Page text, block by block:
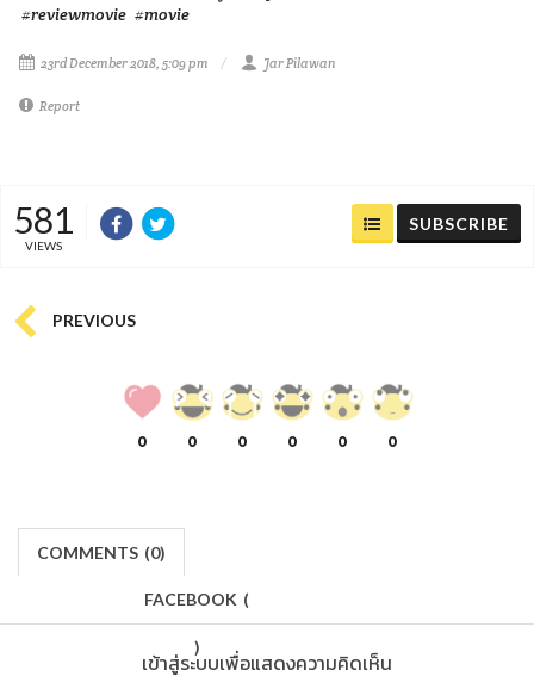
#reviewmovie #movie
23rd December 2018, 5:09 pm Jar Pilawan
Report
581
VIEWS
SUBSCRIBE
PREVIOUS
0 0 0 0 0 0
COMMENTS (0)
FACEBOOK (
)
เข้าสู่ระบบเพื่อแสดงความคิดเห็น